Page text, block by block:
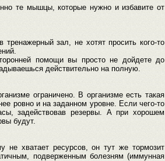
те мышцы, которые нужно и избавите от
зал, не хотят просить кого-то
помощи вы просто не дойдете до
действительно на полную.
ограничено. В организме есть такая
ровно и на заданном уровне. Если чего-то
задействовав резервы. А при хорошем
будут.
не хватает ресурсов, он тут же тормозит
подверженным болезням (иммунная